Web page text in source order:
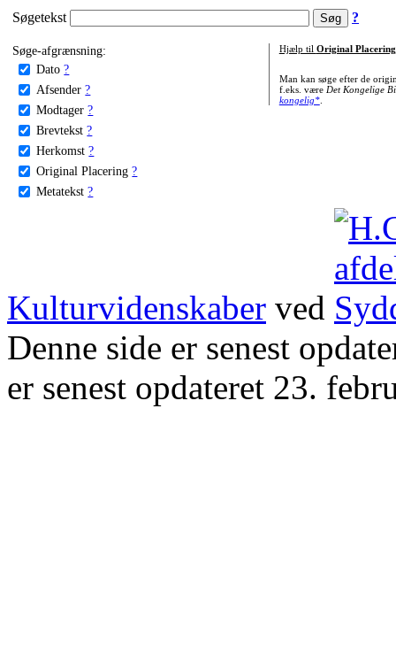
Søgetekst ?
Søge-afgrænsning:
Dato ?
Afsender ?
Modtager ?
Brevtekst ?
Herkomst ?
Original Placering ?
Metatekst ?
Hjælp til Original Placering
Man kan søge efter de
f.eks. være Det Kongelige
kongelig*.
Kulturvidenskaber ved
Denne side er senest
er senest opdateret 23.